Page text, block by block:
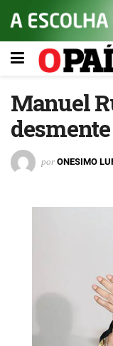
Manuel
por ONESIMO